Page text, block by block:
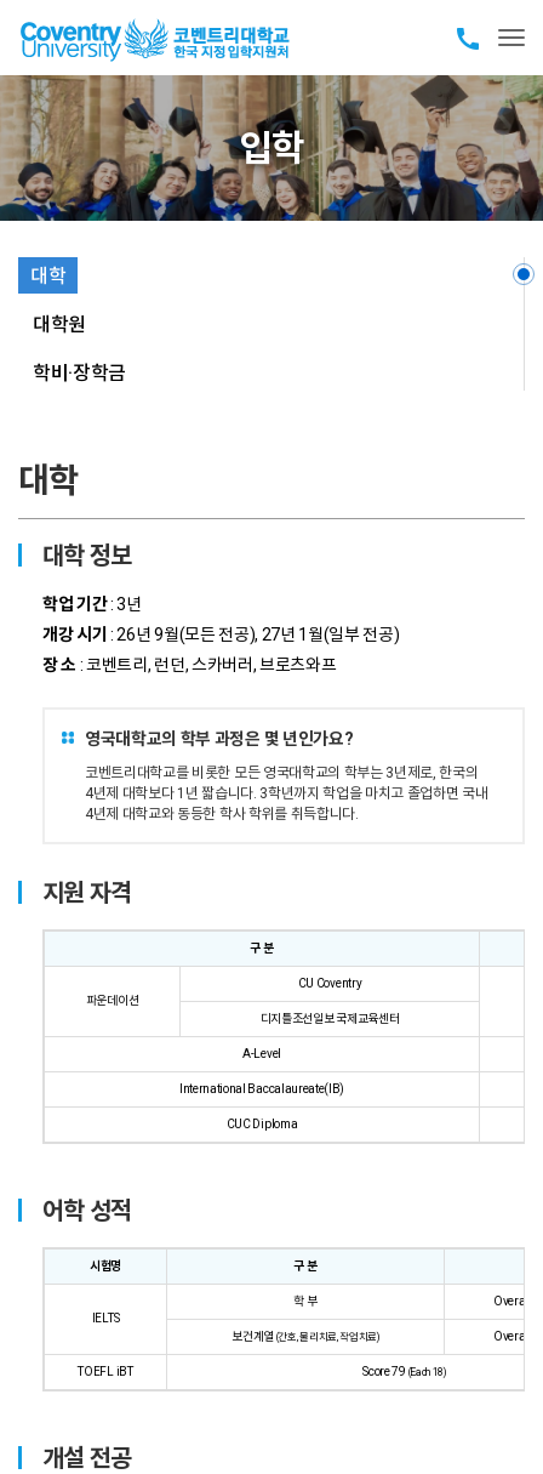
call
입학
대학
대학원
학비·장학금
대학
대학 정보
학업 기간: 3년
개강 시기 : 26년 9월(모든 전공), 27년 1월(일부 전공)
장 소 : 코벤트리, 런던, 스카버러, 브로츠와프
영국대학교의 학부 과정은 몇 년인가요?
코벤트리대학교를 비롯한 모든 영국대학교의 학부는 3년제로, 한국의
4년제 대학보다 1년 짧습니다. 3학년까지 학업을 마치고 졸업하면 국내
4년제 대학교와 동등한 학사 학위를 취득합니다.
지원 자격
구 분
파운데이션
CU Coventry
디지틀조선일보 국제교육센터
A-Level
International Baccalaureate(IB)
CUC Diploma
어학 성적
시험명 구 분
IELTS
학 부 Overall
보건계열 (간호, 물리치료, 작업치료) Overall
TOEFL iBT Score 79 (Each 18)
개설 전공